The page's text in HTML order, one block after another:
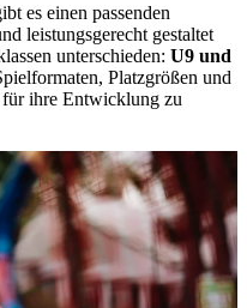
es einen passenden
leistungsgerecht gestaltet
unterschieden: U9 und
Platzgrößen und
ihre Entwicklung zu